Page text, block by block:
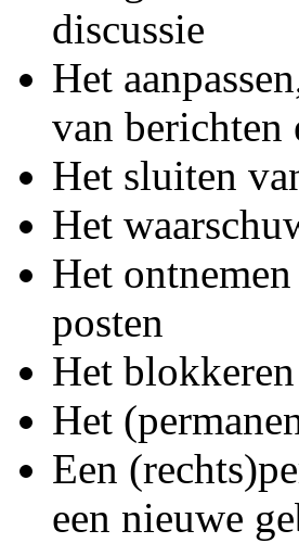
discussie
Het
van berichten
Het sluiten
Het
Het
posten
Het
Het
Een
een nieuwe